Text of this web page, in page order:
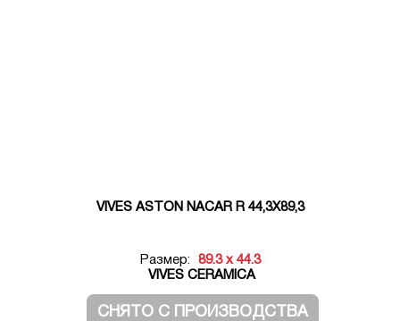
VIVES ASTON NACAR R 44,3X89,3
Размер:
89.3 x 44.3
VIVES CERAMICA
СНЯТО С ПРОИЗВОДСТВА